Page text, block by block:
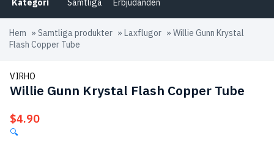
Kategori Samtliga Erbjudanden
Hem » Samtliga produkter » Laxflugor » Willie Gunn Krystal
Flash Copper Tube
VIRHO
Willie Gunn Krystal Flash Copper Tube
$4.90
🔍